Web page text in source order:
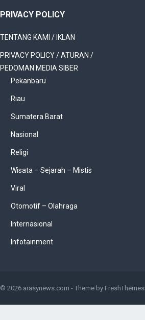
PRIVACY POLICY
TENTANG KAMI / IKLAN
PRIVACY POLICY / ATURAN /
PEDOMAN MEDIA SIBER
Pekanbaru
Riau
Sumatera Barat
Nasional
Religi
Wisata – Sejarah – Mistis
Viral
Otomotif – Olahraga
Internasional
Infotainment
© 2026 arasynews.com - Theme by FreshThemes